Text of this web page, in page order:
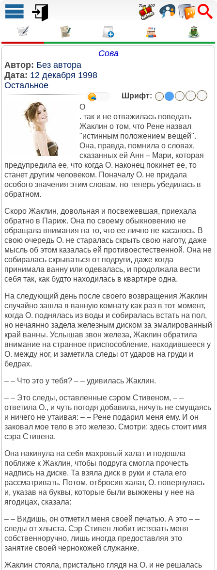
Сова
Автор: Без автора
Дата: 12 декабря 1998
Остальное
Шрифт:
О
. так и не отважилась поведать
Жаклин о том, что Рене назвал
"истинным положением вещей".
Она, правда, помнила о словах,
сказанных ей Анн – Мари, которая
предупредила ее, что когда О. наконец покинет ее, то
станет другим человеком. Поначалу О. не придала
особого значения этим словам, но теперь убедилась в
обратном.
Скоро Жаклин, довольная и посвежевшая, приехала
обратно в Париж. Она по своему обыкновению не
обращала внимания на то, что ее лично не касалось. В
свою очередь О. не старалась скрыть свою наготу, даже
мысль об этом казалась ей противоестественной. Она не
собиралась скрываться от подруги, даже когда
принимала ванну или одевалась, и продолжала вести
себя так, как будто находилась в квартире одна.
На следующий день после своего возвращения Жаклин
случайно зашла в ванную комнату как раз в тот момент,
когда О. поднялась из воды и собиралась встать на пол,
но нечаянно задела железным диском за эмалированный
край ванны. Услышав звон железа, Жаклин обратила
внимание на странное приспособление, находившееся у
О. между ног, и заметила следы от ударов на груди и
бедрах.
– – Что это у тебя? – – удивилась Жаклин.
– – Это следы, оставленные сэром Стивеном, – –
ответила О., и чуть погодя добавила, ничуть не смущаясь
и ничего не утаивая: – – Рене подарил меня ему. И он
заковал мое тело в это железо. Смотри: здесь стоит имя
сэра Стивена.
Она накинула на себя махровый халат и подошла
поближе к Жаклин, чтобы подруга смогла прочесть
надпись на диске. Та взяла диск в руки и стала его
рассматривать. Потом, отбросив халат, О. повернулась
и, указав на буквы, которые были выжжены у нее на
ягодицах, сказала:
– – Видишь, он отметил меня своей печатью. А это – –
следы от хлыста. Сэр Стивен любит истязать меня
собственноручно, лишь иногда предоставляя это
занятие своей чернокожей служанке.
Жаклин стояла, пристально глядя на О. и не решалась